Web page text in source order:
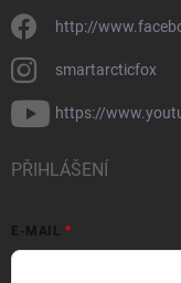
http://
smartarcticfox
https://
PŘIHLÁŠENÍ
E-MAIL